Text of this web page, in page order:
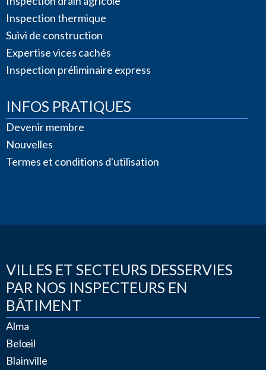
Inspection thermique
Suivi de construction
Expertise vices cachés
Inspection préliminaire express
INFOS PRATIQUES
Devenir membre
Nouvelles
Termes et conditions d'utilisation
VILLES ET SECTEURS DESSERVIES
PAR NOS INSPECTEURS EN
BÂTIMENT
Alma
Belœil
Blainville